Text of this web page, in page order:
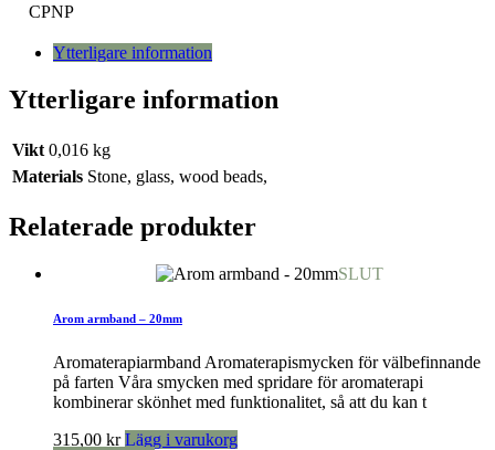
CPNP
Ytterligare information
Ytterligare information
Vikt 0,016 kg
Materials Stone, glass, wood beads,
Relaterade produkter
SLUT
Arom armband – 20mm
Aromaterapiarmband Aromaterapismycken för välbefinnande
på farten Våra smycken med spridare för aromaterapi
kombinerar skönhet med funktionalitet, så att du kan t
315,00 kr Lägg i varukorg